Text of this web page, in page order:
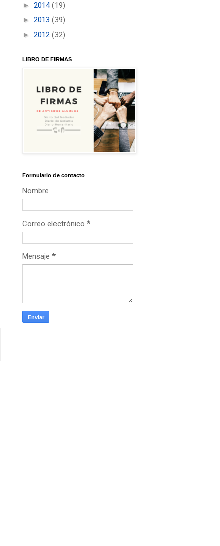
► 2014(19)
► 2013 (39)
► 2012 (32)
LIBRO DE FIRMAS
Formulario de contacto
Nombre
Correo electrónico *
Mensaje *